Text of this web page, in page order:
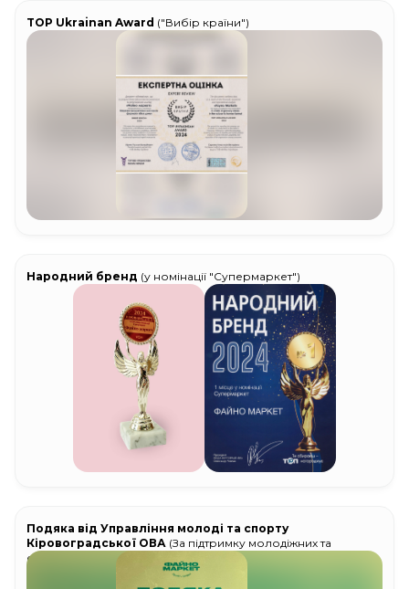
TOP Ukrainan Award ("Вибір країни")
Народний бренд (у номінації "Супермаркет")
Подяка від Управління молоді та спорту
Кіровоградської ОВА (За підтримку молодіжних та
спортивних ініціатив)